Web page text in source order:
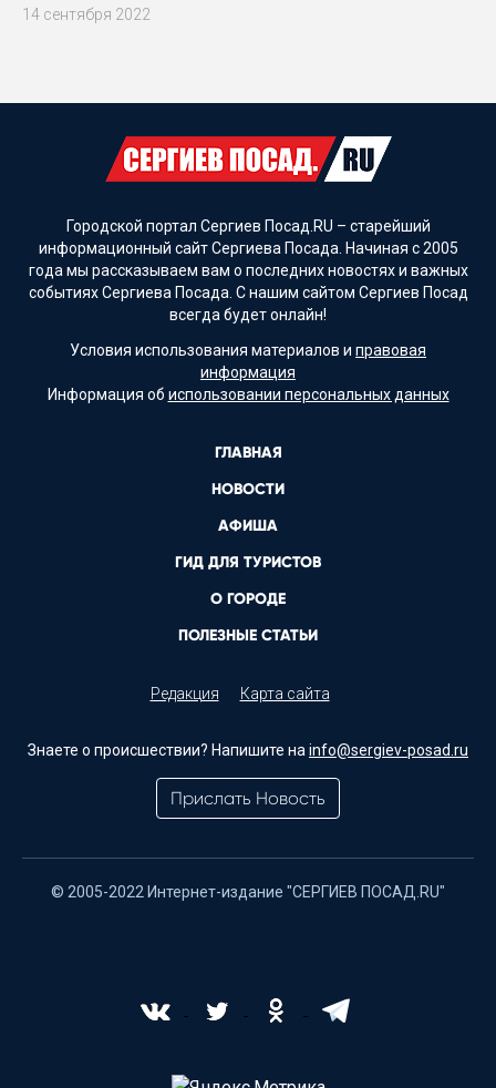
14 сентября 2022
Городской портал Сергиев Посад.RU – старейший
информационный сайт Сергиева Посада. Начиная с 2005
года мы рассказываем вам о последних новостях и важных
событиях Сергиева Посада. С нашим сайтом Сергиев Посад
всегда будет онлайн!
Условия использования материалов и правовая
информация
Информация об использовании персональных данных
ГЛАВНАЯ
НОВОСТИ
АФИША
ГИД ДЛЯ ТУРИСТОВ
О ГОРОДЕ
ПОЛЕЗНЫЕ СТАТЬИ
Редакция Карта сайта
Знаете о происшествии? Напишите на info@sergiev-posad.ru
Прислать Новость
© 2005-2022 Интернет-издание "СЕРГИЕВ ПОСАД.RU"